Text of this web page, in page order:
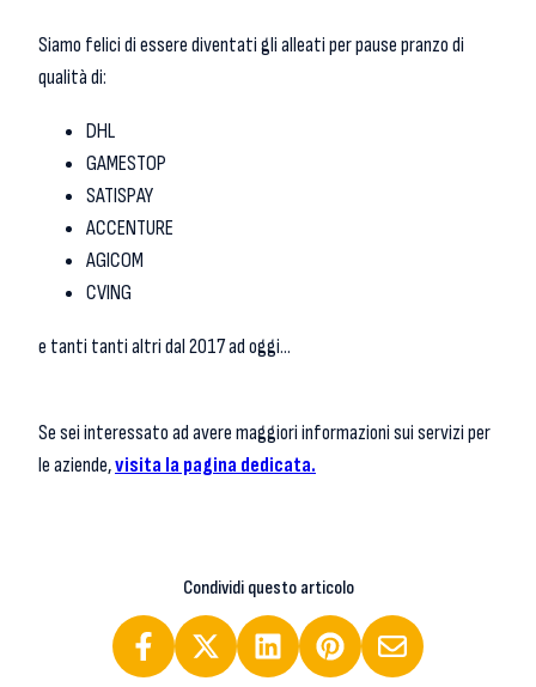
Siamo felici di essere diventati gli alleati per pause pranzo di
qualità di:
DHL
GAMESTOP
SATISPAY
ACCENTURE
AGICOM
CVING
e tanti tanti altri dal 2017 ad oggi...
Se sei interessato ad avere maggiori informazioni sui servizi per
le aziende,visita la pagina dedicata.
Condividi questo articolo